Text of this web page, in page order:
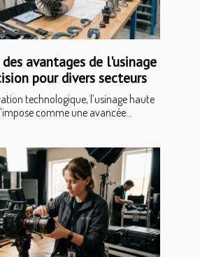
avantages de l'usinage
pour divers secteurs
technologique, l’usinage haute
comme une avancée...